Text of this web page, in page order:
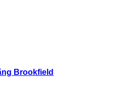
Brookfield